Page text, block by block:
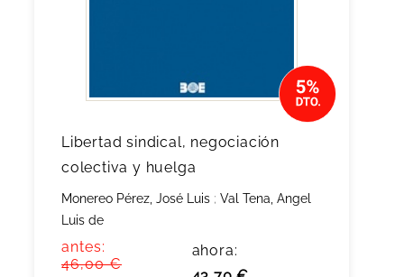
Libertad sindical, negociación
colectiva y huelga
Monereo Pérez, José Luis ; Val Tena, Angel
Luis de
antes:
46,00 €
ahora: